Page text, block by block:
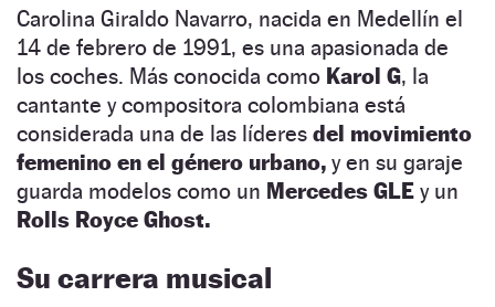
Carolina Giraldo Navarro, nacida en Medellín el
14 de febrero de 1991, es una apasionada de
los coches. Más conocida como Karol G, la
cantante y compositora colombiana está
considerada una de las líderes del movimiento
femenino en el género urbano, y en su garaje
guarda modelos como un Mercedes GLE y un
Rolls Royce Ghost.
Su carrera musical